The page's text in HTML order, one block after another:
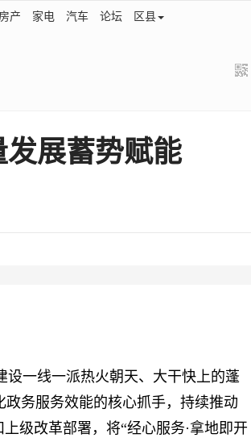
房产 家电 汽车 论坛 区县
展蓄势赋能
一线一派热火朝天、大干快上的蓬
务服务效能的核心抓手，持续推动
级改革部署，将“经心服务·拿地即开